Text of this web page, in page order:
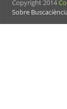
Copyright 2014
Sobre